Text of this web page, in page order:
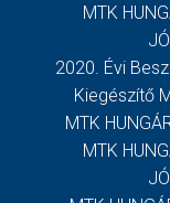
MTK
2020. Évi
Kiegészítő
MTK
MTK